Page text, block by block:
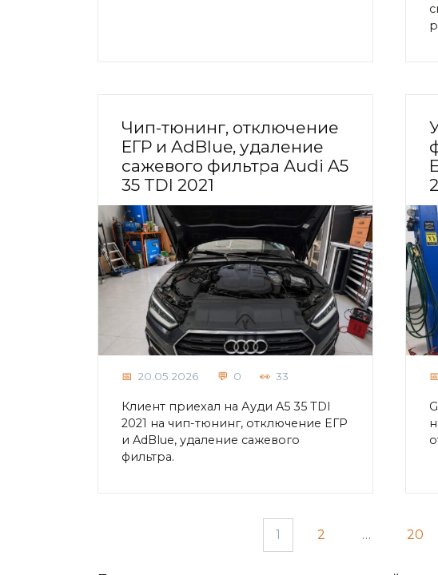
Чип-тюнинг, отключение
ЕГР и AdBlue, удаление
сажевого фильтра Audi A5
35 TDI 2021
20.05.2026 0 33
Клиент приехал на Ауди A5 35 TDI
2021 на чип-тюнинг, отключение ЕГР
и AdBlue, удаление сажевого
фильтра.
1 2 … 20